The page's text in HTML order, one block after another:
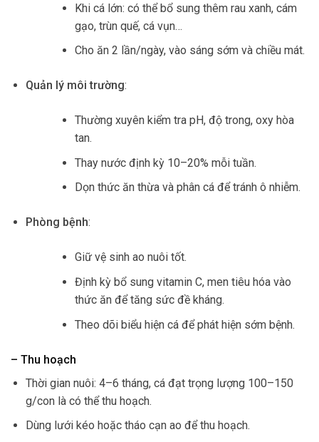
Khi cá lớn: có thể bổ sung thêm rau xanh, cám
gạo, trùn quế, cá vụn…
Cho ăn 2 lần/ngày, vào sáng sớm và chiều mát.
Quản lý môi trường:
Thường xuyên kiểm tra pH, độ trong, oxy hòa
tan.
Thay nước định kỳ 10–20% mỗi tuần.
Dọn thức ăn thừa và phân cá để tránh ô nhiễm.
Phòng bệnh:
Giữ vệ sinh ao nuôi tốt.
Định kỳ bổ sung vitamin C, men tiêu hóa vào
thức ăn để tăng sức đề kháng.
Theo dõi biểu hiện cá để phát hiện sớm bệnh.
– Thu hoạch
Thời gian nuôi: 4–6 tháng, cá đạt trọng lượng 100–150
g/con là có thể thu hoạch.
Dùng lưới kéo hoặc tháo cạn ao để thu hoạch.